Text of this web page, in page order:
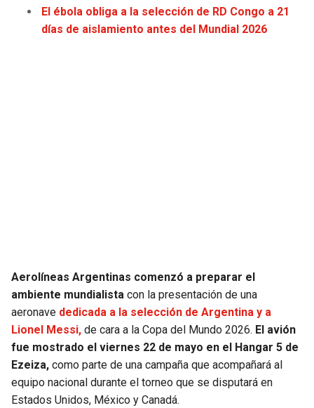
COMMANDERS
FALCONS
PANTHERS
KINGS
TIMBERWOLVES
TRAIL BLAZERS
JAZZ
El ébola obliga a la selección de RD Congo a 21
días de aislamiento antes del Mundial 2026
Aerolíneas Argentinas comenzó a preparar el
ambiente mundialista con la presentación de una
aeronave dedicada a la selección de Argentina y a
Lionel Messi, de cara a la Copa del Mundo 2026. El avión
fue mostrado el viernes 22 de mayo en el Hangar 5 de
Ezeiza, como parte de una campaña que acompañará al
equipo nacional durante el torneo que se disputará en
Estados Unidos, México y Canadá.